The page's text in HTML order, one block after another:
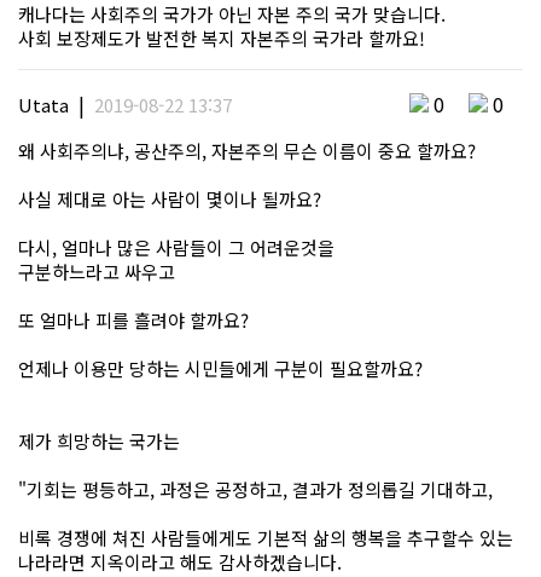
캐나다는 사회주의 국가가 아닌 자본 주의 국가 맞습니다.
사회 보장제도가 발전한 복지 자본주의 국가라 할까요!
Utata | 2019-08-22 13:37 0 0
왜 사회주의냐, 공산주의, 자본주의 무슨 이름이 중요 할까요?
사실 제대로 아는 사람이 몇이나 될까요?
다시, 얼마나 많은 사람들이 그 어려운것을
구분하느라고 싸우고
또 얼마나 피를 흘려야 할까요?
언제나 이용만 당하는 시민들에게 구분이 필요할까요?
제가 희망하는 국가는
"기회는 평등하고, 과정은 공정하고, 결과가 정의롭길 기대하고,
비록 경쟁에 쳐진 사람들에게도 기본적 삶의 행복을 추구할수 있는
나라라면 지옥이라고 해도 감사하겠습니다.